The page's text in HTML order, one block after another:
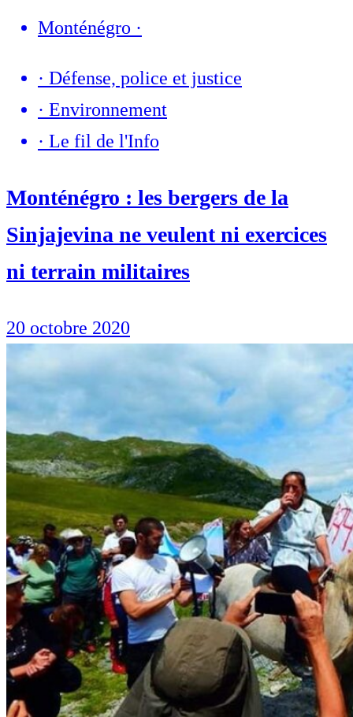
Monténégro ·
· Défense, police et justice
· Environnement
· Le fil de l'Info
Monténégro : les bergers de la
Sinjajevina ne veulent ni exercices
ni terrain militaires
20 octobre 2020